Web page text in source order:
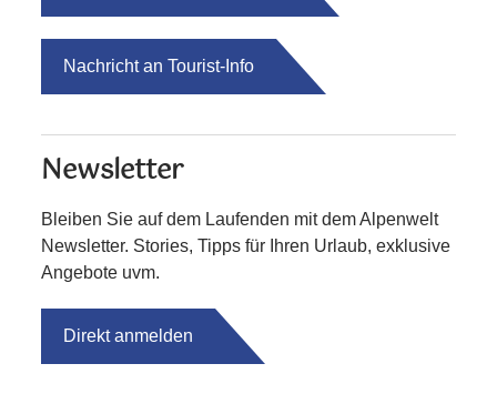
Nachricht an Tourist-Info
Newsletter
Bleiben Sie auf dem Laufenden mit dem Alpenwelt
Newsletter. Stories, Tipps für Ihren Urlaub, exklusive
Angebote uvm.
Direkt anmelden